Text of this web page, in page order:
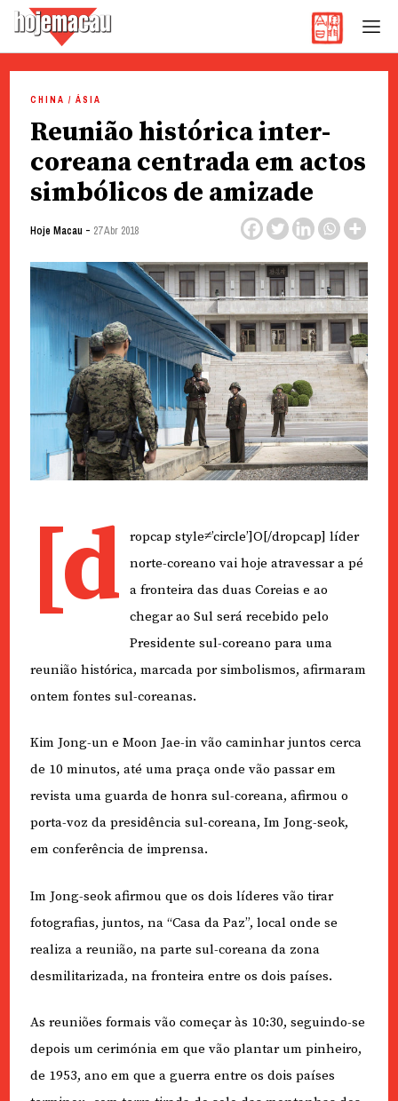
content
CHINA / ÁSIA
Reunião histórica inter-
coreana centrada em actos
simbólicos de amizade
Hoje Macau - 27 Abr 2018
[d
ropcap style≠’circle’]O[/dropcap] líder
norte-coreano vai hoje atravessar a pé
a fronteira das duas Coreias e ao
chegar ao Sul será recebido pelo
Presidente sul-coreano para uma
reunião histórica, marcada por simbolismos, afirmaram
ontem fontes sul-coreanas.
Kim Jong-un e Moon Jae-in vão caminhar juntos cerca
de 10 minutos, até uma praça onde vão passar em
revista uma guarda de honra sul-coreana, afirmou o
porta-voz da presidência sul-coreana, Im Jong-seok,
em conferência de imprensa.
Im Jong-seok afirmou que os dois líderes vão tirar
fotografias, juntos, na “Casa da Paz”, local onde se
realiza a reunião, na parte sul-coreana da zona
desmilitarizada, na fronteira entre os dois países.
As reuniões formais vão começar às 10:30, seguindo-se
depois um cerimónia em que vão plantar um pinheiro,
de 1953, ano em que a guerra entre os dois países